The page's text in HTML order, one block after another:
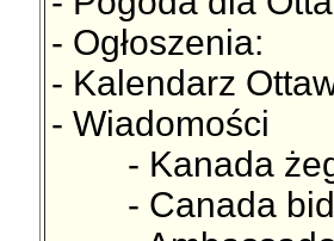
- Ogłoszenia:
- Kalendarz
- Wiadomości
- Kanada
- Canada bids